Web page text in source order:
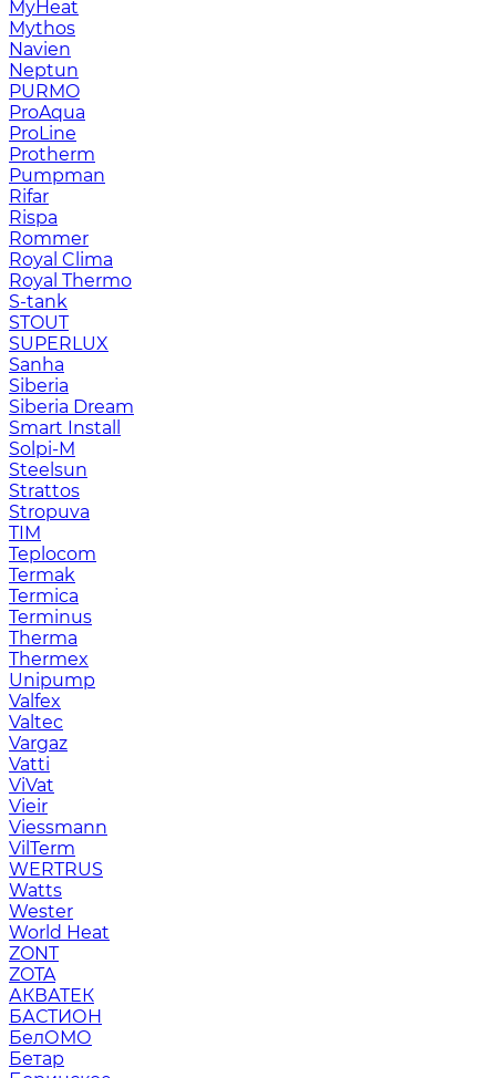
MyHeat
Mythos
Navien
Neptun
PURMO
ProAqua
ProLine
Protherm
Pumpman
Rifar
Rispa
Rommer
Royal Clima
Royal Thermo
S-tank
STOUT
SUPERLUX
Sanha
Siberia
Siberia Dream
Smart Install
Solpi-M
Steelsun
Strattos
Stropuva
TIM
Teplocom
Termak
Termica
Terminus
Therma
Thermex
Unipump
Valfex
Valtec
Vargaz
Vatti
ViVat
Vieir
Viessmann
VilTerm
WERTRUS
Watts
Wester
World Heat
ZONT
ZOTA
АКВАТЕК
БАСТИОН
БелОМО
Бетар